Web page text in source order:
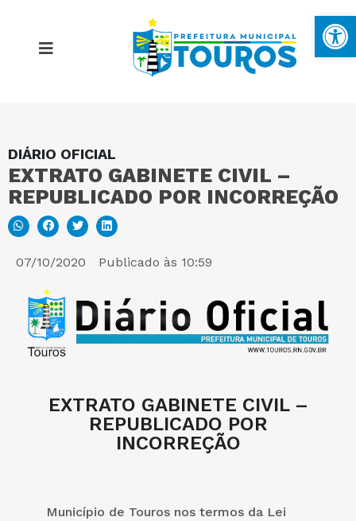
DIÁRIO OFICIAL
EXTRATO GABINETE CIVIL –
REPUBLICADO POR INCORREÇÃO
07/10/2020 Publicado às 10:59
EXTRATO GABINETE CIVIL –
REPUBLICADO POR
INCORREÇÃO
Município de Touros nos termos da Lei
MAPA DO SITE
PORTAL DA TRANSPARÊNCIA
E-SIC
PERGUNTAS FREQUENTES